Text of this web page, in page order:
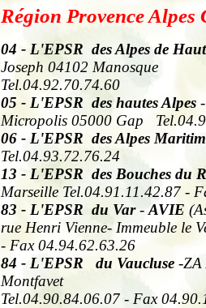
Région Provence Alpes
04 - L'EPSR des Alpes de
Joseph 04102 Manosque
Tel.04.92.70.74.60
05 - L'EPSR des hautes Alpes
Micropolis 05000 Gap
06 - L'EPSR des Alpes
Tel.04.93.72.76.24
13 - L'EPSR des Bouches du
Marseille Tel.04.91.11.42.87 -
83 - L'EPSR du Var- AVIE
rue Henri Vienne- Immeuble le
- Fax 04.94.62.63.26
84 - L'EPSR du Vaucluse -ZA
Montfavet
Tel.04.90.84.06.07 - Fax